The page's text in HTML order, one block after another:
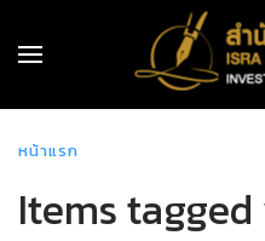
หน้าแรก
Items